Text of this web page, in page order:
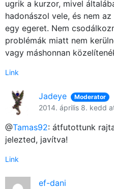
ugrik a kurzor, mivel
hadonászol vele, és nem
egy egeret. Nem
problémák miatt nem
vagy máshonnan
Link
Jadeye Moderator
2014. április 8. kedd
@Tamas92: átfutottunk
jelezted, javítva!
Link
ef-dani